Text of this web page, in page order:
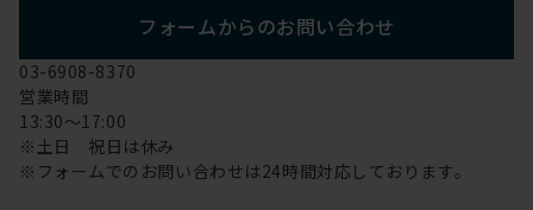
フォームからのお問い合わせ
03-6908-8370
営業時間
13:30～17:00
※土日 祝日は休み
※フォームでのお問い合わせは24時間対応しております。